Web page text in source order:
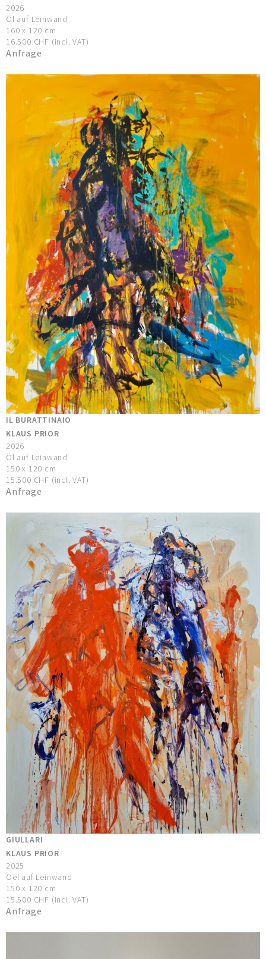
2026
Öl auf Leinwand
160 x 120 cm
16.500 CHF (incl. VAT)
Anfrage
IL BURATTINAIO
KLAUS PRIOR
2026
Öl auf Leinwand
150 x 120 cm
15.500 CHF (incl. VAT)
Anfrage
GIULLARI
KLAUS PRIOR
2025
Oel auf Leinwand
150 x 120 cm
15.500 CHF (incl. VAT)
Anfrage